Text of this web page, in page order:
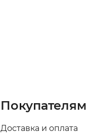
Покупателям
Доставка и оплата